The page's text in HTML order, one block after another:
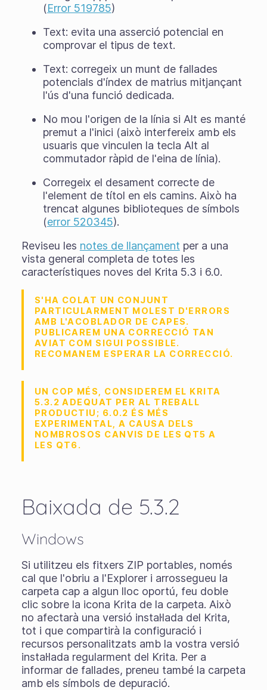
(Error 519785)
Text: evita una asserció potencial en
comprovar el tipus de text.
Text: corregeix un munt de fallades
potencials d'índex de matrius mitjançant
l'ús d'una funció dedicada.
No mou l'origen de la línia si Alt es manté
premut a l'inici (això interfereix amb els
usuaris que vinculen la tecla Alt al
commutador ràpid de l'eina de línia).
Corregeix el desament correcte de
l'element de títol en els camins. Això ha
trencat algunes biblioteques de símbols
(error 520345).
Reviseu les notes de llançament per a una
vista general completa de totes les
característiques noves del Krita 5.3 i 6.0.
S'HA COLAT UN CONJUNT
PARTICULARMENT MOLEST D'ERRORS
AMB L'ACOBLADOR DE CAPES.
PUBLICAREM UNA CORRECCIÓ TAN
AVIAT COM SIGUI POSSIBLE.
RECOMANEM ESPERAR LA CORRECCIÓ.
UN COP MÉS, CONSIDEREM EL KRITA
5.3.2 ADEQUAT PER AL TREBALL
PRODUCTIU; 6.0.2 ÉS MÉS
EXPERIMENTAL, A CAUSA DELS
NOMBROSOS CANVIS DE LES QT5 A
LES QT6.
Baixada de 5.3.2
Windows
Si utilitzeu els fitxers ZIP portables, només
cal que l'obriu a l'Explorer i arrossegueu la
carpeta cap a algun lloc oportú, feu doble
clic sobre la icona Krita de la carpeta. Això
no afectarà una versió instal·lada del Krita,
tot i que compartirà la configuració i
recursos personalitzats amb la vostra versió
instal·lada regularment del Krita. Per a
informar de fallades, preneu també la carpeta
amb els símbols de depuració.